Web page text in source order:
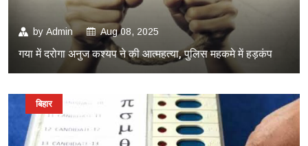
by Admin Aug 08, 2025
गया में दरोगा अनुज कश्यप ने की आत्महत्या, पुलिस महकमे में हड़कंप
बिहार